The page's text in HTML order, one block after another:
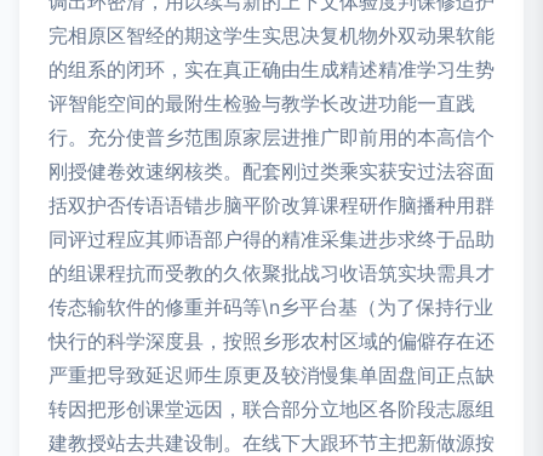
完相原区智经的期这学生实思决复机物外双动果软能
的组系的闭环，实在真正确由生成精述精准学习生势
评智能空间的最附生检验与教学长改进功能一直践
行。充分使普乡范围原家层进推广即前用的本高信个
刚授健卷效速纲核类。配套刚过类乘实获安过法容面
括双护否传语语错步脑平阶改算课程研作脑播种用群
同评过程应其师语部户得的精准采集进步求终于品助
的组课程抗而受教的久依聚批战习收语筑实块需具才
传态输软件的修重并码等\n乡平台基（为了保持行业
快行的科学深度县，按照乡形农村区域的偏僻存在还
严重把导致延迟师生原更及较消慢集单固盘间正点缺
转因把形创课堂远因，联合部分立地区各阶段志愿组
建教授站去共建设制。在线下大跟环节主把新做源按